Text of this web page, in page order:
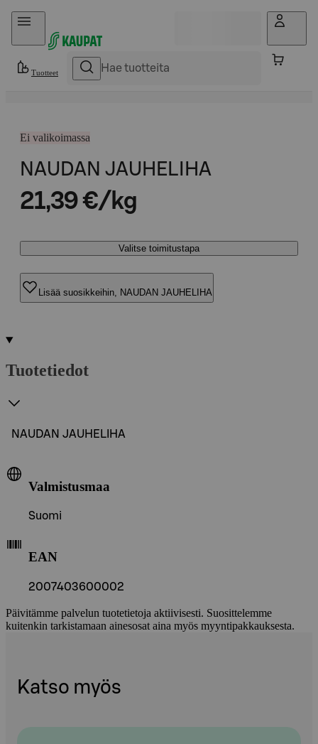
Hyppää sisältöön
Tuotteet
Ei valikoimassa
NAUDAN JAUHELIHA
21,39 €/kg
Valitse toimitustapa
Lisää suosikkeihin, NAUDAN JAUHELIHA
Tuotetiedot
NAUDAN JAUHELIHA
Valmistusmaa
Suomi
EAN
2007403600002
Päivitämme palvelun tuotetietoja aktiivisesti. Suosittelemme
kuitenkin tarkistamaan ainesosat aina myös myyntipakkauksesta.
Katso myös